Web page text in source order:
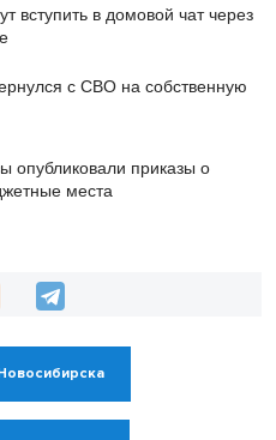
вступить в домовой чат через
с СВО на собственную
опубликовали приказы о
места